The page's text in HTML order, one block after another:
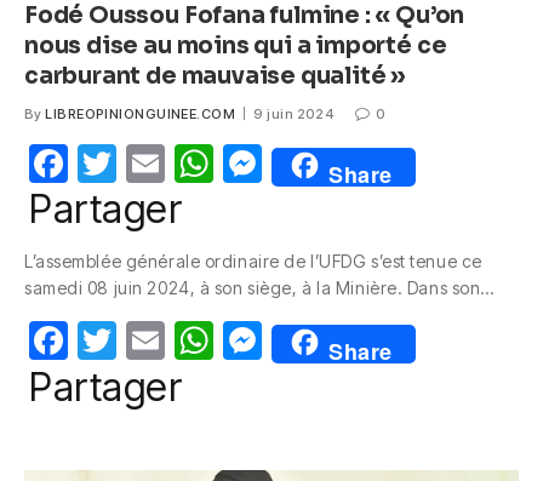
Fodé Oussou Fofana fulmine : « Qu’on
nous dise au moins qui a importé ce
carburant de mauvaise qualité »
By LIBREOPINIONGUINEE.COM 9 juin 2024 0
F
a
e
b
o
o
T
w
itt
er
E
m
W
s
A
p
M
e
e
n
g
Share
Partager
L’assemblée générale ordinaire de l’UFDG s’est tenue ce
samedi 08 juin 2024, à son siège, à la Minière. Dans son…
F
a
T
w
itt
E
m
W M
e
Share
Partager